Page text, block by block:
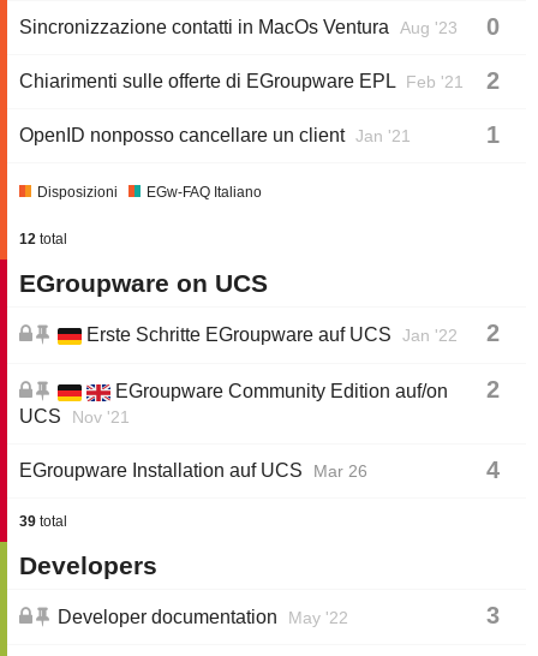
Sincronizzazione contatti in MacOs Ventura Aug '23 0
Chiarimenti sulle offerte di EGroupware EPL Feb '21 2
OpenID nonposso cancellare un client Jan '21 1
Disposizioni EGw-FAQ Italiano
12 total
EGroupware on UCS
Erste Schritte EGroupware auf UCS Jan '22 2
EGroupware Community Edition auf/on
UCS
Nov '21
2
EGroupware Installation auf UCS Mar 26 4
39 total
Developers
Developer documentation May '22 3